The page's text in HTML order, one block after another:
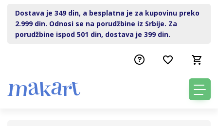
Dostava je 349 din, a besplatna je za kupovinu preko
2.999 din. Odnosi se na porudžbine iz Srbije. Za
porudžbine ispod 501 din, dostava je 399 din.